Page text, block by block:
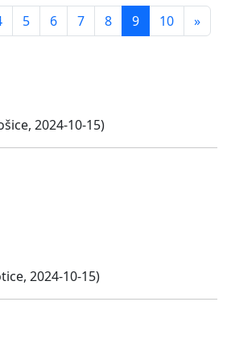
5 6 7 8 9 10 »
2024-10-15)
2024-10-15)